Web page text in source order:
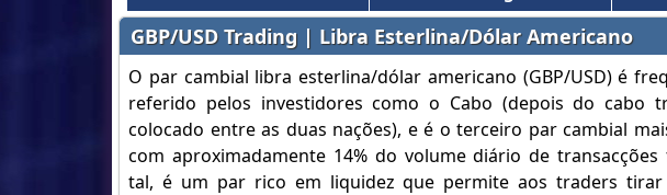
GBP/USD Trading | Libra Esterlina/Dólar Americano
O par cambial libra esterlina/dólar americano (GBP/USD) é
referido pelos investidores como o Cabo (depois do cabo
colocado entre as duas nações), e é o terceiro par cambial
com aproximadamente 14% do volume diário de transacções
tal, é um par rico em liquidez que permite aos traders